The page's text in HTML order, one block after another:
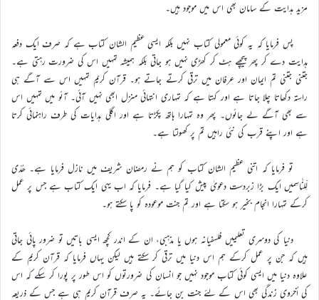
مزید ہدایت کے سامان بھی اس میں موجود ہیں۔
پس فرمایا کہ یہ کوئی معمولی کتاب نہیں بلکہ ایسی عظیم الشان کتاب ہے کہ صرف ایک دفعہ
ہدایت دے کر پھر پیچھے ہٹ کر کھڑی نہیں ہو جاتی بلکہ ہمیشہ تمہیں اس کی ضرورت رہتی ہے۔
جتنی جتنی تم ایمان اور عرفان میں ترقی کرتے جاتے ہو۔ قرآن کریم تمہیں اس سے آگے ہی
راستہ دکھاتا چلا جاتا ہے اور کہتا ہے کہ تمہاری انتہائی منزل ابھی نہیں آئی۔ آئو میں تمہیں اس
سے بھی آگے لے جائوں۔ پھر وہ تمہارا ہاتھ پکڑتا ہے اور اگلی ہدایات کی طرف راہنمائی کرتا
ہے اور اپنے قرب کی نئی راہیں تم پر کھولتا ہے۔
تو فرمایا کہ اتنی عظیم الشان کتاب کو ہم نے رمضان شریف میں نازل فرمایا ہے۔ ھُدًی
لِّلنَّاسِمیں ایک بڑا زبردست دعویٰ پیش کیا گیا ہے۔ فرمایا کہ اب یہی ایک کتاب ہے جس پر عمل
کرکے تمہارا انجام بخیر ہو سکتا ہے اور تم جنت موعودہ کو پا سکتے ہو۔
دنیا کی دوسری تعلیمیں فلسفیانہ ہوں یا مذہبی، ان کے اندر کچھ ایسی باتیں تو ضرور پائی جاتی
ہیں کہ جن پر عمل کرکے ہم اس دنیا میں ترقی کر سکتے ہیں لیکن یہاں فرمایا کہ قرآن کریم کے
علاوہ دنیا میں ایسی کوئی کتاب موجود نہیں جو انسان کی ضرورتوں کو اس طور پر پورا کر سکے کہ اس
کی اُخروی زندگی بھی اس کے لئے جنت بن جائے۔ یہ صرف قرآن کریم ہی ہے جس کے ذریعہ